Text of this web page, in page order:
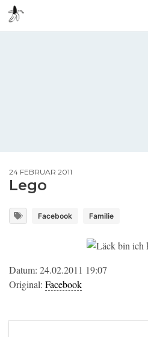
24 FEBRUAR 2011
Lego
Facebook Familie
Datum: 24.02.2011 19:07
Original: Facebook